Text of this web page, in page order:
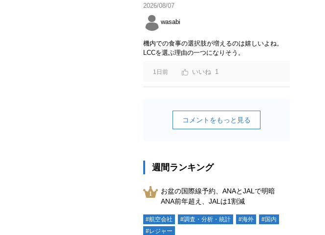
2026/08/07
wasabi
機内での食事の選択肢が増えるのは嬉しいよね。
LCCを選ぶ理由の一つになりそう。
1日前 1
コメントをもっと見る
週間ランキング
お盆の国際線予約、ANAとJALで明暗
ANA前年超え、JALは1割減
#航空会社 #調査・分析・統計 #海外
#国内
#レジャー